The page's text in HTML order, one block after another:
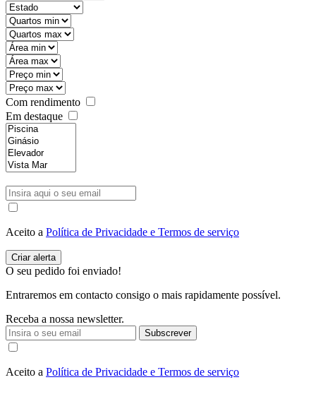
Com rendimento
Em destaque
Aceito a Política de Privacidade e Termos de serviço
O seu pedido foi enviado!
Entraremos em contacto consigo o mais rapidamente possível.
Receba a nossa newsletter.
Subscrever
Aceito a Política de Privacidade e Termos de serviço